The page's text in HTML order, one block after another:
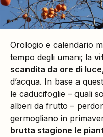
Orologio e calendario
tempo degli umani; la
scandita da ore di
d’acqua. In base a
le caducifoglie – quali
alberi da frutto –
germogliano in
brutta stagione le